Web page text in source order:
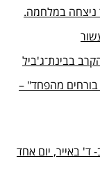
ניצחה במלחמה.
בורחים מהפחד" –
ד' באייר, יום אחד